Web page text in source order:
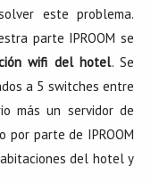
este problema.
parte IPROOM se
wifi del hotel. Se
a 5 switches entre
más un servidor de
por parte de IPROOM
del hotel y